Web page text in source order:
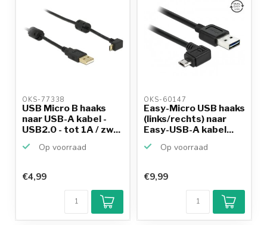
OKS-77338
USB Micro B haaks
naar USB-A kabel -
USB2.0 - tot 1A / zw...
Op voorraad
€4,99
OKS-60147
Easy-Micro USB haaks
(links/rechts) naar
Easy-USB-A kabel...
Op voorraad
€9,99